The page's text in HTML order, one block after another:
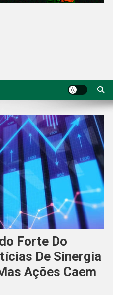
Forte Do
De Sinergia
Ações Caem